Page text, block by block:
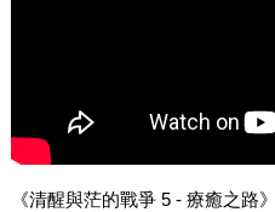
《清醒與茫的戰爭 5 - 療癒之路